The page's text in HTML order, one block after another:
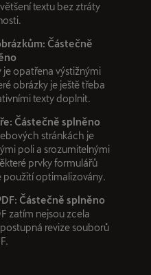
textu bez ztráty
Částečně
je opatřena výstižnými
obrázky je ještě třeba
texty doplnit.
Částečně splněno
stránkách je
poli a srozumitelnými
prvky formulářů
použití optimalizovány.
Částečně splněno
zatím nejsou zcela
revize souborů